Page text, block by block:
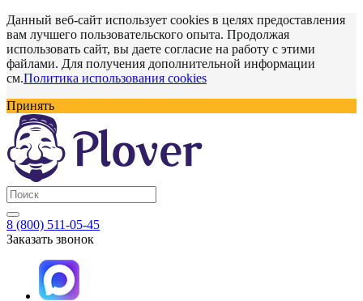
Данный веб-сайт использует cookies в целях предоставления
вам лучшего пользовательского опыта. Продолжая
использовать сайт, вы даете согласие на работу с этими
файлами. Для получения дополнительной информации
см.Политика использования cookies
Принять
8 (800) 511-05-45
Заказать звонок